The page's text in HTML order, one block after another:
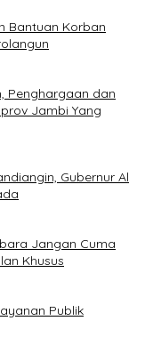
Bantuan Korban
Penghargaan dan
Jambi Yang
Gubernur Al
Jangan Cuma
Khusus
Publik